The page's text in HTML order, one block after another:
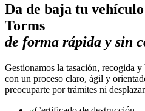
Da de baja tu
Torms
de forma rápida y sin
Gestionamos la tasación, recogida
con un proceso claro, ágil y
preocuparte por trámites ni